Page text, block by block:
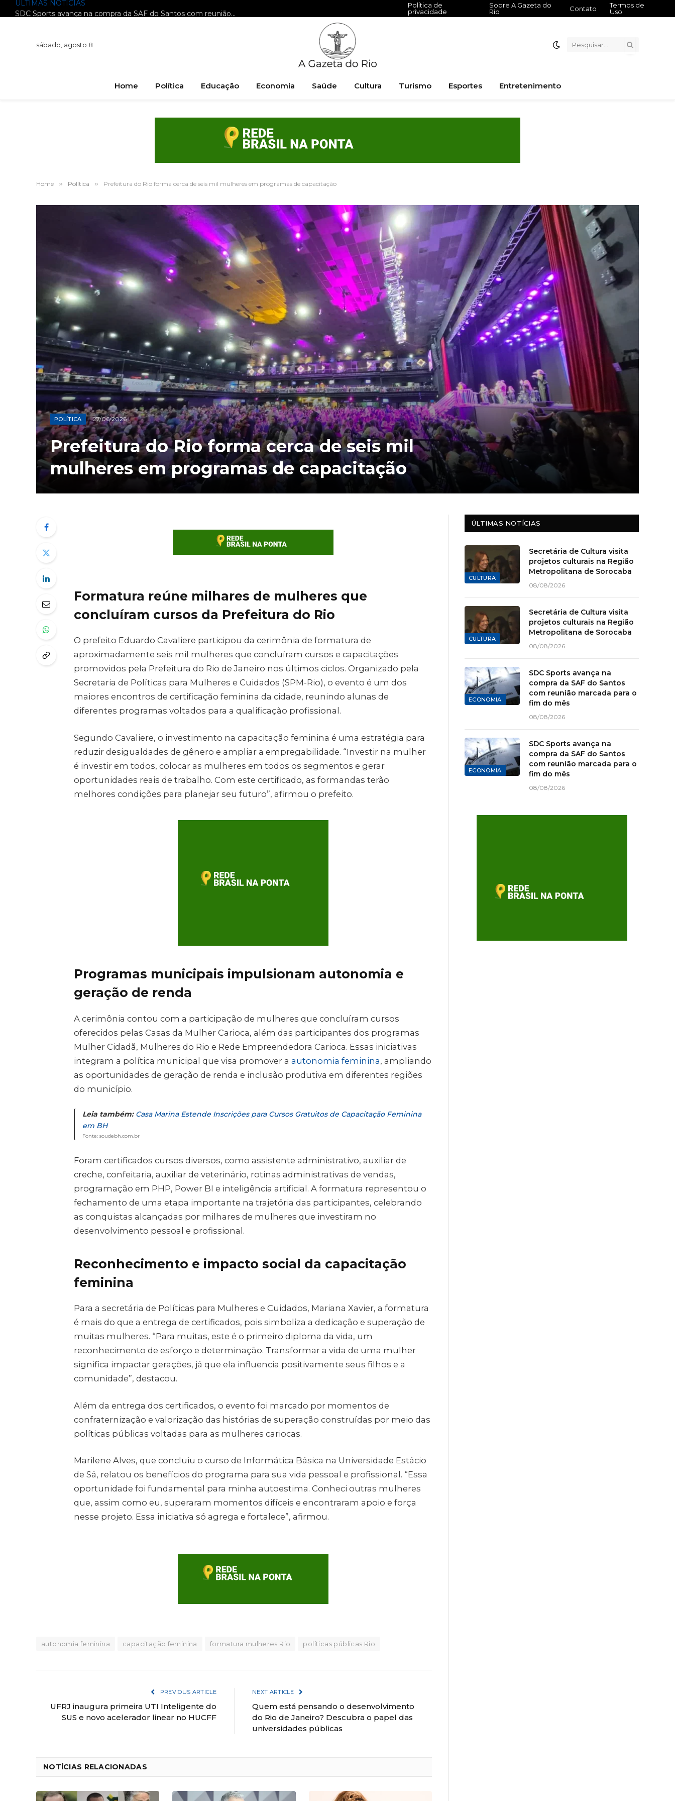
ÚLTIMAS NOTÍCIAS
SDC Sports avança na compra da SAF do Santos com reunião marcada para o fim do mês
Política de
privacidade
Sobre A Gazeta do
Rio
Contato
Termos de
Uso
sábado, agosto 8
Home Política Educação Economia Saúde Cultura Turismo Esportes Entretenimento
Home » Política » Prefeitura do Rio forma cerca de seis mil mulheres em programas de capacitação
POLÍTICA 27/06/2026
Prefeitura do Rio forma cerca de seis mil
mulheres em programas de capacitação
Formatura reúne milhares de mulheres que
concluíram cursos da Prefeitura do Rio
O prefeito Eduardo Cavaliere participou da cerimônia de formatura de
aproximadamente seis mil mulheres que concluíram cursos e capacitações
promovidos pela Prefeitura do Rio de Janeiro nos últimos ciclos. Organizado pela
Secretaria de Políticas para Mulheres e Cuidados (SPM-Rio), o evento é um dos
maiores encontros de certificação feminina da cidade, reunindo alunas de
diferentes programas voltados para a qualificação profissional.
Segundo Cavaliere, o investimento na capacitação feminina é uma estratégia para
reduzir desigualdades de gênero e ampliar a empregabilidade. “Investir na mulher
é investir em todos, colocar as mulheres em todos os segmentos e gerar
oportunidades reais de trabalho. Com este certificado, as formandas terão
melhores condições para planejar seu futuro”, afirmou o prefeito.
Programas municipais impulsionam autonomia e
geração de renda
A cerimônia contou com a participação de mulheres que concluíram cursos
oferecidos pelas Casas da Mulher Carioca, além das participantes dos programas
Mulher Cidadã, Mulheres do Rio e Rede Empreendedora Carioca. Essas iniciativas
integram a política municipal que visa promover a autonomia feminina, ampliando
as oportunidades de geração de renda e inclusão produtiva em diferentes regiões
do município.
Leia também: Casa Marina Estende Inscrições para Cursos Gratuitos de Capacitação Feminina
em BH
Fonte: soudebh.com.br
Foram certificados cursos diversos, como assistente administrativo, auxiliar de
creche, confeitaria, auxiliar de veterinário, rotinas administrativas de vendas,
programação em PHP, Power BI e inteligência artificial. A formatura representou o
fechamento de uma etapa importante na trajetória das participantes, celebrando
as conquistas alcançadas por milhares de mulheres que investiram no
desenvolvimento pessoal e profissional.
Reconhecimento e impacto social da capacitação
feminina
Para a secretária de Políticas para Mulheres e Cuidados, Mariana Xavier, a formatura
é mais do que a entrega de certificados, pois simboliza a dedicação e superação de
muitas mulheres. “Para muitas, este é o primeiro diploma da vida, um
reconhecimento de esforço e determinação. Transformar a vida de uma mulher
significa impactar gerações, já que ela influencia positivamente seus filhos e a
comunidade”, destacou.
Além da entrega dos certificados, o evento foi marcado por momentos de
confraternização e valorização das histórias de superação construídas por meio das
políticas públicas voltadas para as mulheres cariocas.
Marilene Alves, que concluiu o curso de Informática Básica na Universidade Estácio
de Sá, relatou os benefícios do programa para sua vida pessoal e profissional. “Essa
oportunidade foi fundamental para minha autoestima. Conheci outras mulheres
que, assim como eu, superaram momentos difíceis e encontraram apoio e força
nesse projeto. Essa iniciativa só agrega e fortalece”, afirmou.
autonomia feminina capacitação feminina formatura mulheres Rio políticas públicas Rio
PREVIOUS ARTICLE
UFRJ inaugura primeira UTI Inteligente do
SUS e novo acelerador linear no HUCFF
NEXT ARTICLE
Quem está pensando o desenvolvimento
do Rio de Janeiro? Descubra o papel das
universidades públicas
NOTÍCIAS RELACIONADAS
ÚLTIMAS NOTÍCIAS
CULTURA
Secretária de Cultura visita
projetos culturais na Região
Metropolitana de Sorocaba
08/08/2026
CULTURA
Secretária de Cultura visita
projetos culturais na Região
Metropolitana de Sorocaba
08/08/2026
ECONOMIA
SDC Sports avança na
compra da SAF do Santos
com reunião marcada para o
fim do mês
08/08/2026
ECONOMIA
SDC Sports avança na
compra da SAF do Santos
com reunião marcada para o
fim do mês
08/08/2026